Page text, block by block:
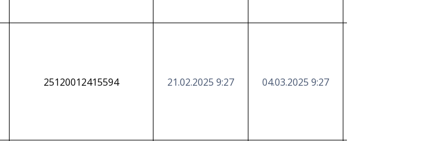
25120012415594 21.02.2025 9:27 04.03.2025 9:27